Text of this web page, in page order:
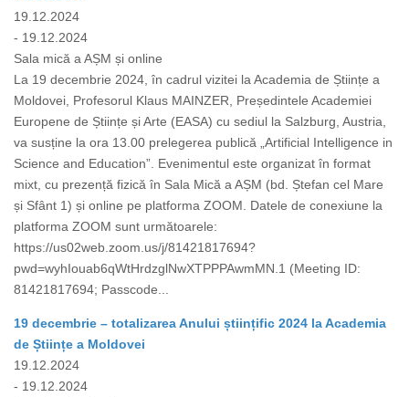
19.12.2024
- 19.12.2024
Sala mică a AȘM și online
La 19 decembrie 2024, în cadrul vizitei la Academia de Științe a
Moldovei, Profesorul Klaus MAINZER, Președintele Academiei
Europene de Științe și Arte (EASA) cu sediul la Salzburg, Austria,
va susține la ora 13.00 prelegerea publică „Artificial Intelligence in
Science and Education”. Evenimentul este organizat în format
mixt, cu prezență fizică în Sala Mică a AȘM (bd. Ștefan cel Mare
și Sfânt 1) și online pe platforma ZOOM. Datele de conexiune la
platforma ZOOM sunt următoarele:
https://us02web.zoom.us/j/81421817694?
pwd=wyhIouab6qWtHrdzglNwXTPPPAwmMN.1 (Meeting ID:
81421817694; Passcode...
19 decembrie – totalizarea Anului științific 2024 la Academia
de Științe a Moldovei
19.12.2024
- 19.12.2024